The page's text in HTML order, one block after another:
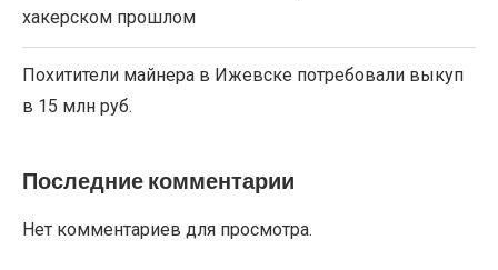
хакерском прошлом
Похитители майнера в Ижевске потребовали выкуп
в 15 млн руб.
Последние комментарии
Нет комментариев для просмотра.